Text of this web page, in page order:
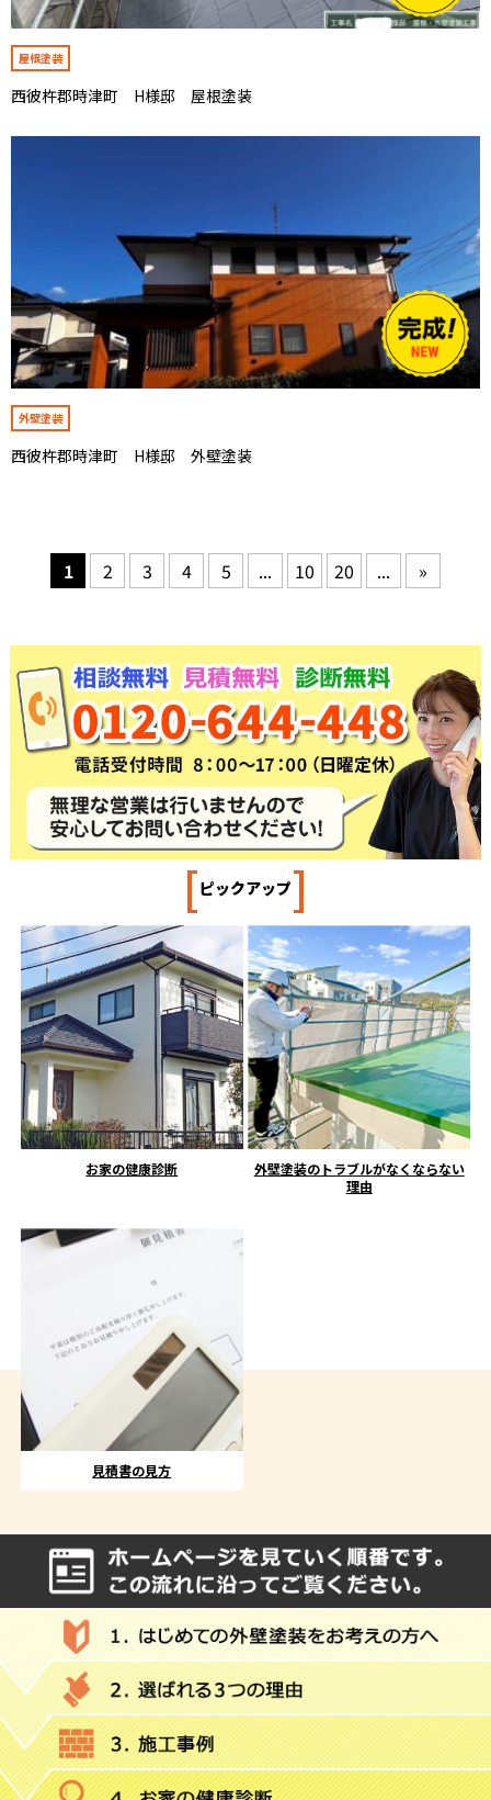
屋根塗装
西彼杵郡時津町 H様邸 屋根塗装
外壁塗装
西彼杵郡時津町 H様邸 外壁塗装
1 2 3 4 5 ... 10 20 ... »
[ピックアップ]
お家の健康診断
外壁塗装のトラブルがなくならない
理由
見積書の見方